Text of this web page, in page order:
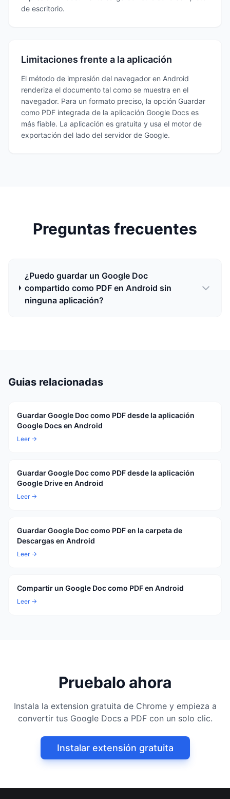
de escritorio.
Limitaciones frente a la aplicación
El método de impresión del navegador en Android
renderiza el documento tal como se muestra en el
navegador. Para un formato preciso, la opción Guardar
como PDF integrada de la aplicación Google Docs es
más fiable. La aplicación es gratuita y usa el motor de
exportación del lado del servidor de Google.
Preguntas frecuentes
¿Puedo guardar un Google Doc
compartido como PDF en Android sin
ninguna aplicación?
Guias relacionadas
Guardar Google Doc como PDF desde la aplicación
Google Docs en Android
Leer →
Guardar Google Doc como PDF desde la aplicación
Google Drive en Android
Leer →
Guardar Google Doc como PDF en la carpeta de
Descargas en Android
Leer →
Compartir un Google Doc como PDF en Android
Leer →
Pruebalo ahora
Instala la extension gratuita de Chrome y empieza a
convertir tus Google Docs a PDF con un solo clic.
Instalar extensión gratuita